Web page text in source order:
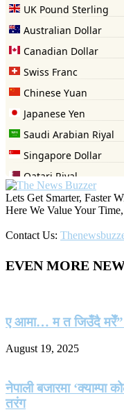
Lets Get Smarter, Faster
Here We Value Your
Contact Us:
EVEN MORE
ए आमा… म त जिउँदै मरेँ”
August 19, 2025
नेपाली बजारमा ‘क्याम्पा
तरंग